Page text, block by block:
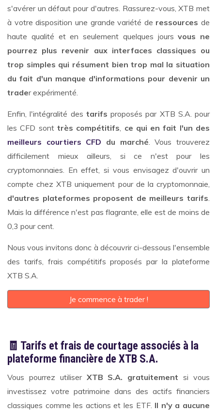
s'avérer un défaut pour d'autres. Rassurez-vous, XTB met
à votre disposition une grande variété de ressources de
haute qualité et en seulement quelques joursvous ne
pourrez plus revenir aux interfaces classiques ou
trop simples qui résument bien trop mal la situation
du fait d'un manque d'informations pour devenir un
trader expérimenté.
Enfin, l'intégralité des tarifs proposés par XTB S.A. pour
les CFD sont très compétitifs, ce qui en fait l'un des
meilleurs courtiers CFD du marché. Vous trouverez
difficilement mieux ailleurs, si ce n'est pour les
cryptomonnaies. En effet, si vous envisagez d'ouvrir un
compte chez XTB uniquement pour de la cryptomonnaie,
d'autres plateformes proposent de meilleurs tarifs.
Mais la différence n'est pas flagrante, elle est de moins de
0,3 pour cent.
Nous vous invitons donc à découvrir ci-dessous l'ensemble
des tarifs, frais compétitifs proposés par la plateforme
XTB S.A.
Je commence à trader !
🧾 Tarifs et frais de courtage associés à la
plateforme financière de XTB S.A.
Vous pourrez utiliser XTB S.A. gratuitement si vous
investissez votre patrimoine dans des actifs financiers
classiques comme les actions et les ETF. Il n'y a aucune